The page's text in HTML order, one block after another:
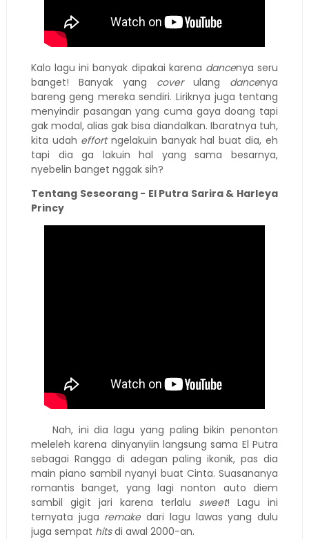
Kalo lagu ini banyak dipakai karena dancenya seru
banget! Banyak yang coverulang dancenya
bareng geng mereka sendiri. Liriknya juga tentang
menyindir pasangan yang cuma gaya doang tapi
gak modal, alias gak bisa diandalkan. Ibaratnya tuh,
kita udah effortngelakuin banyak hal buat dia, eh
tapi dia ga lakuin hal yang sama besarnya,
nyebelin banget nggak sih?
Tentang Seseorang - El Putra Sarira & Harleya
Princy
Nah, ini dia lagu yang paling bikin penonton
meleleh karena dinyanyiin langsung sama El Putra
sebagai Rangga di adegan paling ikonik, pas dia
main piano sambil nyanyi buat Cinta. Suasananya
romantis banget, yang lagi nonton auto diem
sambil gigit jari karena terlalu sweet! Lagu ini
ternyata juga remakedari lagu lawas yang dulu
juga sempat hitsdi awal 2000-an.